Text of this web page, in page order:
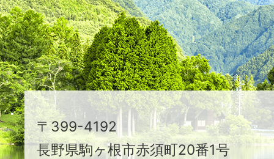
え
る
ま
ち
駒
ヶ
〒399-4192
長野県駒ヶ根市赤須町20番1号